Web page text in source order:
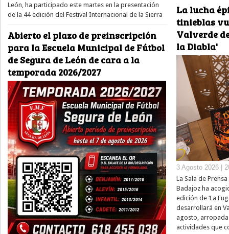
León, ha participado este martes en la presentación
de la 44 edición del Festival Internacional de la Sierra
Abierto el plazo de preinscripción
para la Escuela Municipal de Fútbol
de Segura de León de cara a la
temporada 2026/2027
La lucha
tinieblas
Valverde
la Diabla'
3 Agosto 2026 |
La Sala de
Badajoz ha
edición de ‘La
desarrollará en
agosto,
actividades que